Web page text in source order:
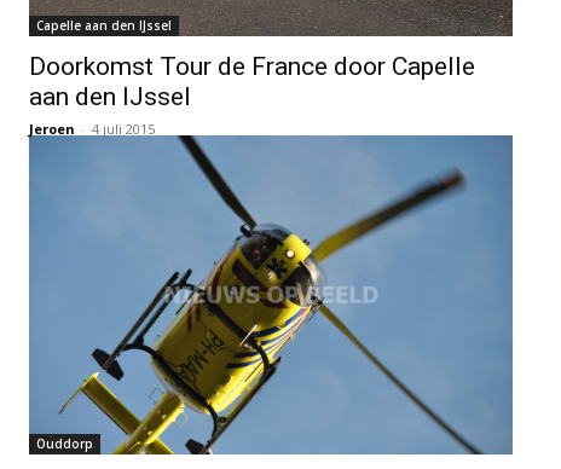
Capelle aan den IJssel
Doorkomst Tour de France door Capelle
aan den IJssel
Jeroen - 4 juli 2015
Ouddorp